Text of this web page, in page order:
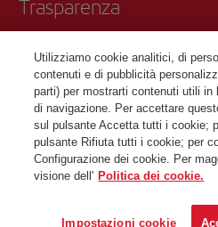
Trasparenza
Condizioni di registrazione su
Informativa sulla protezione dei dati
Gestione e informativa sui cookie
Contattaci
©Iberia Joven 2026. Tutti i diritti
Utilizziamo cookie analitici, di
contenuti e di pubblicità
parti) per mostrarti contenuti utili in
di navigazione. Per accettare
sul pulsante Accetta tutti i cookie;
pulsante Rifiuta tutti i cookie; per
Configurazione dei cookie. Per
visione dell' Politica dei cookie.
Impostazioni cookie